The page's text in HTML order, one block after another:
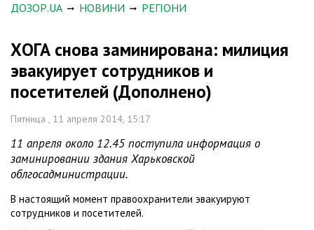
ДОЗОР.UA НОВИНИ РЕГІОНИ
ХОГА снова заминирована: милиция
эвакуирует сотрудников и
посетителей (Дополнено)
Пятница , 11 апреля 2014, 15:17
11 апреля около 12.45 поступила информация о
заминировании здания Харьковской
облгосадминистрации.
В настоящий момент правоохранители эвакуируют
сотрудников и посетителей.